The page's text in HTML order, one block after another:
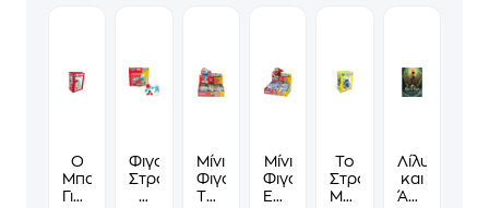
Ο
Μπαμπαστρούμφ
Γιατρός
Φιγούρες
Στρουμφάκια
2
Μίνι
Φιγούρες
The
Μίνι
Φιγούρες
Έκπληξη
Το
Στρουμφάκι
Μηχανικός
Λίλυ
και
Άλεξ: